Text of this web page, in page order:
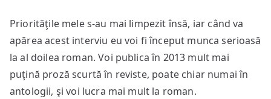
Priorităţile mele s-au mai limpezit însă, iar când va
apărea acest interviu eu voi fi început munca serioasă
la al doilea roman. Voi publica în 2013 mult mai
puţină proză scurtă în reviste, poate chiar numai în
antologii, şi voi lucra mai mult la roman.